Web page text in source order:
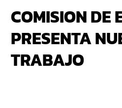
COMISION DE
PRESENTA
TRABAJO